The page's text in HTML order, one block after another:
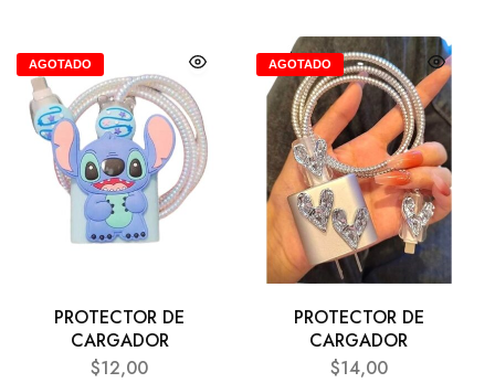
AGOTADO
PROTECTOR DE
CARGADOR
$12,00
AGOTADO
PROTECTOR DE
CARGADOR
$14,00